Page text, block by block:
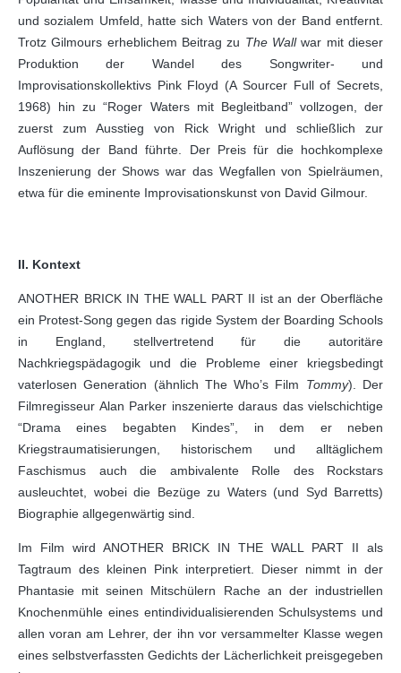
und sozialem Umfeld, hatte sich Waters von der Band entfernt.
Trotz Gilmours erheblichem Beitrag zu The Wallwar mit dieser
Produktion der Wandel des Songwriter- und
Improvisationskollektivs Pink Floyd (A Sourcer Full of Secrets,
1968) hin zu “Roger Waters mit Begleitband” vollzogen, der
zuerst zum Ausstieg von Rick Wright und schließlich zur
Auflösung der Band führte. Der Preis für die hochkomplexe
Inszenierung der Shows war das Wegfallen von Spielräumen,
etwa für die eminente Improvisationskunst von David Gilmour.
II. Kontext
ANOTHER BRICK IN THE WALL PART II ist an der Oberfläche
ein Protest-Song gegen das rigide System der Boarding Schools
in England, stellvertretend für die autoritäre
Nachkriegspädagogik und die Probleme einer kriegsbedingt
vaterlosen Generation (ähnlich The Who’s Film Tommy). Der
Filmregisseur Alan Parker inszenierte daraus das vielschichtige
“Drama eines begabten Kindes”, in dem er neben
Kriegstraumatisierungen, historischem und alltäglichem
Faschismus auch die ambivalente Rolle des Rockstars
ausleuchtet, wobei die Bezüge zu Waters (und Syd Barretts)
Biographie allgegenwärtig sind.
Im Film wird ANOTHER BRICK IN THE WALL PART II als
Tagtraum des kleinen Pink interpretiert. Dieser nimmt in der
Phantasie mit seinen Mitschülern Rache an der industriellen
Knochenmühle eines entindividualisierenden Schulsystems und
allen voran am Lehrer, der ihn vor versammelter Klasse wegen
eines selbstverfassten Gedichts der Lächerlichkeit preisgegeben